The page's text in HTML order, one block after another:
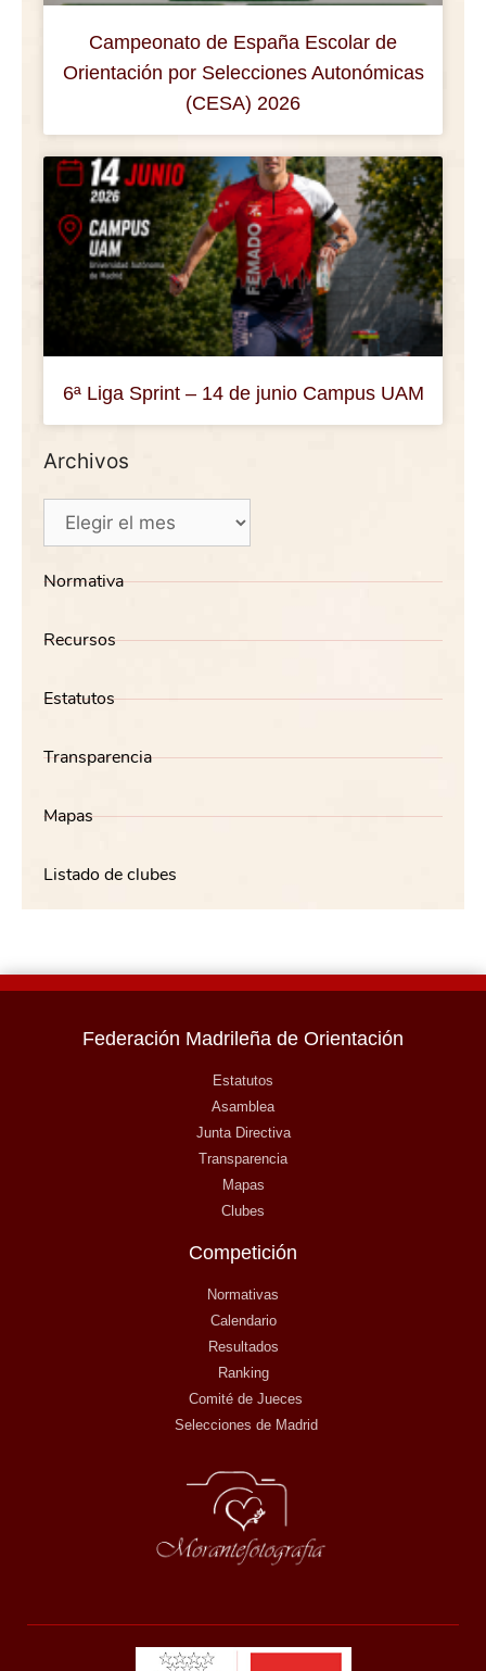
Campeonato de España Escolar de
Orientación por Selecciones Autonómicas
(CESA) 2026
6ª Liga Sprint – 14 de junio Campus UAM
Archivos
Normativa
Recursos
Estatutos
Transparencia
Mapas
Listado de clubes
Federación Madrileña de Orientación
Estatutos
Asamblea
Junta Directiva
Transparencia
Mapas
Clubes
Competición
Normativas
Calendario
Resultados
Ranking
Comité de Jueces
Selecciones de Madrid